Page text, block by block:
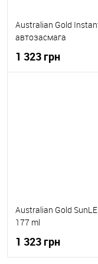
Australian Gold
автозасмага
1 323 грн
Australian Gold
177 ml
1 323 грн